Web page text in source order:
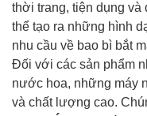
thời trang, tiện dụng và
thể tạo ra những hình
nhu cầu về bao bì bắt
Đối với các sản phẩm
nước hoa, những máy
và chất lượng cao.